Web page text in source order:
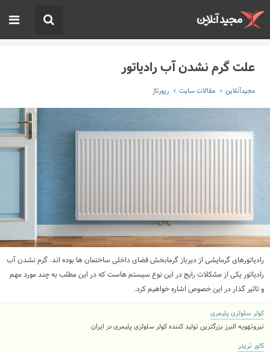
علت گرم نشدن آب رادیاتور
مجیدآنلاین مقالات سایت رپورتاژ
رادیاتورهای گرمایشی از دیرباز گرمابخش فضای داخلی ساختمان ها بوده اند. گرم نشدن آب
رادیاتور یکی از مشکلات رایج در این نوع سیستم هاست که در این مطلب به چند مورد مهم
و تاثیر گذار در این خصوص اشاره خواهیم کرد.
کولر سلولزی پلیمری
نیروتهویه البرز بزرگترین تولید کننده کولر سلولزی پلیمری در ایران
کاور تریدر